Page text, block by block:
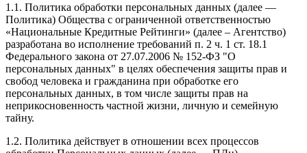
1.1. Политика обработки персональных данных (далее —
Политика) Общества с ограниченной ответственностью
«Национальные Кредитные Рейтинги» (далее – Агентство)
разработана во исполнение требований п. 2 ч. 1 ст. 18.1
Федерального закона от 27.07.2006 № 152-ФЗ "О
персональных данных" в целях обеспечения защиты прав и
свобод человека и гражданина при обработке его
персональных данных, в том числе защиты прав на
неприкосновенность частной жизни, личную и семейную
тайну.
1.2. Политика действует в отношении всех процессов